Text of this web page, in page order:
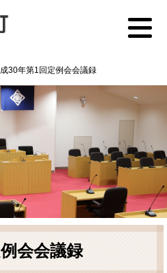
30年第1回定例会会議録
会会議録